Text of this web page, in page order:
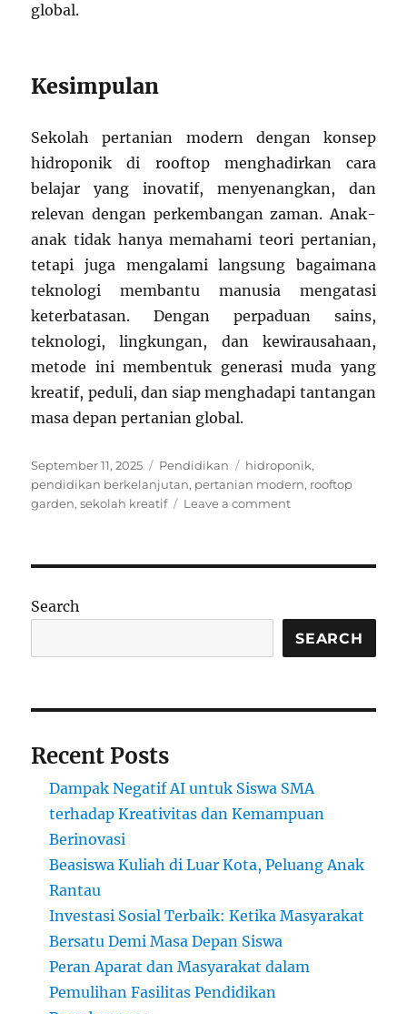
global.
Kesimpulan
Sekolah pertanian modern dengan konsep
hidroponik di rooftop menghadirkan cara
belajar yang inovatif, menyenangkan, dan
relevan dengan perkembangan zaman. Anak-
anak tidak hanya memahami teori pertanian,
tetapi juga mengalami langsung bagaimana
teknologi membantu manusia mengatasi
keterbatasan. Dengan perpaduan sains,
teknologi, lingkungan, dan kewirausahaan,
metode ini membentuk generasi muda yang
kreatif, peduli, dan siap menghadapi tantangan
masa depan pertanian global.
Posted
on
September 11, 2025 Categories
Pendidikan Tags
hidroponik,
pendidikan berkelanjutan, pertanian modern, rooftop
garden,sekolah kreatif Leave a commenton
di
Rooftop
Search
SEARCH
Recent Posts
Dampak Negatif AI untuk Siswa SMA
terhadap Kreativitas dan Kemampuan
Berinovasi
Beasiswa Kuliah di Luar Kota, Peluang Anak
Rantau
Investasi Sosial Terbaik: Ketika Masyarakat
Bersatu Demi Masa Depan Siswa
Peran Aparat dan Masyarakat dalam
Pemulihan Fasilitas Pendidikan